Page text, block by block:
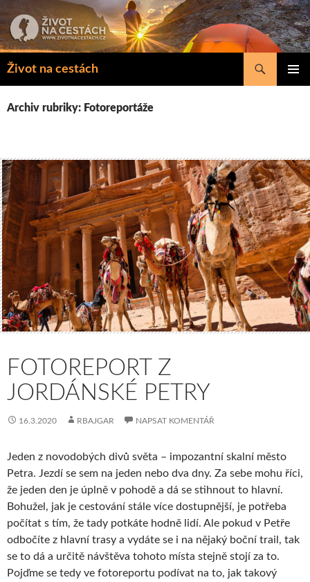
k
obsahu
Život na cestách
Hledat
Archiv rubriky: Fotoreportáže
FOTOREPORT Z
JORDÁNSKÉ PETRY
16.3.2020 RBAJGAR NAPSAT KOMENTÁŘ
Jeden z novodobých divů světa – impozantní skalní město
Petra. Jezdí se sem na jeden nebo dva dny. Za sebe mohu říci,
že jeden den je úplně v pohodě a dá se stihnout to hlavní.
Bohužel, jak je cestování stále více dostupnější, je potřeba
počítat s tím, že tady potkáte hodně lidí. Ale pokud v Petře
odbočíte z hlavní trasy a vydáte se i na nějaký boční trail, tak
se to dá a určitě návštěva tohoto místa stejně stojí za to.
Pojďme se tedy ve fotoreportu podívat na to, jak takový